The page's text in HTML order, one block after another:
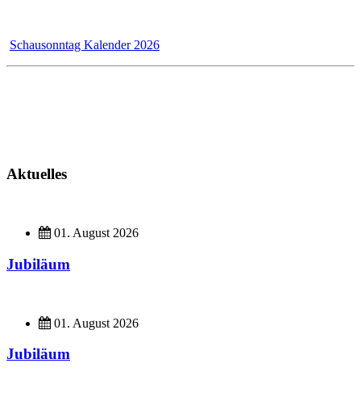
Schausonntag Kalender 2026
Aktuelles
01. August 2026
Jubiläum
01. August 2026
Jubiläum